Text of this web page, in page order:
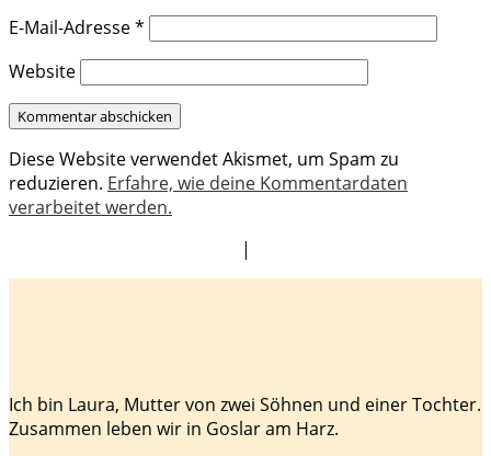
E-Mail-Adresse*
Website
Diese Website verwendet Akismet, um Spam zu
reduzieren. Erfahre, wie deine Kommentardaten
verarbeitet werden.
|
Ich bin Laura, Mutter von zwei Söhnen und einer Tochter.
Zusammen leben wir in Goslar am Harz.